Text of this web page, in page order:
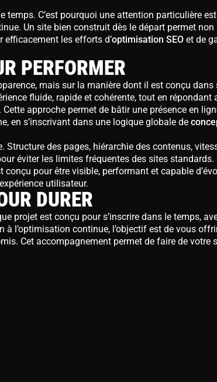
C’est pourquoi une attention particulière
Un site bien construit dès le départ permet non
efficacement les efforts d’optimisation SEO et de
PERFORMER
mais sur la manière dont il est conçu dans
fluide, rapide et cohérente, tout en répondant
approche permet de bâtir une présence en
en s’inscrivant dans une logique globale de
des pages, hiérarchie des contenus,
éviter les limites fréquentes des sites standards.
conçu pour être visible, performant et capable
utilisateur.
DURER
projet est conçu pour s’inscrire dans le temps,
l’optimisation continue, l’objectif est de vous
Cet accompagnement permet de faire de votre